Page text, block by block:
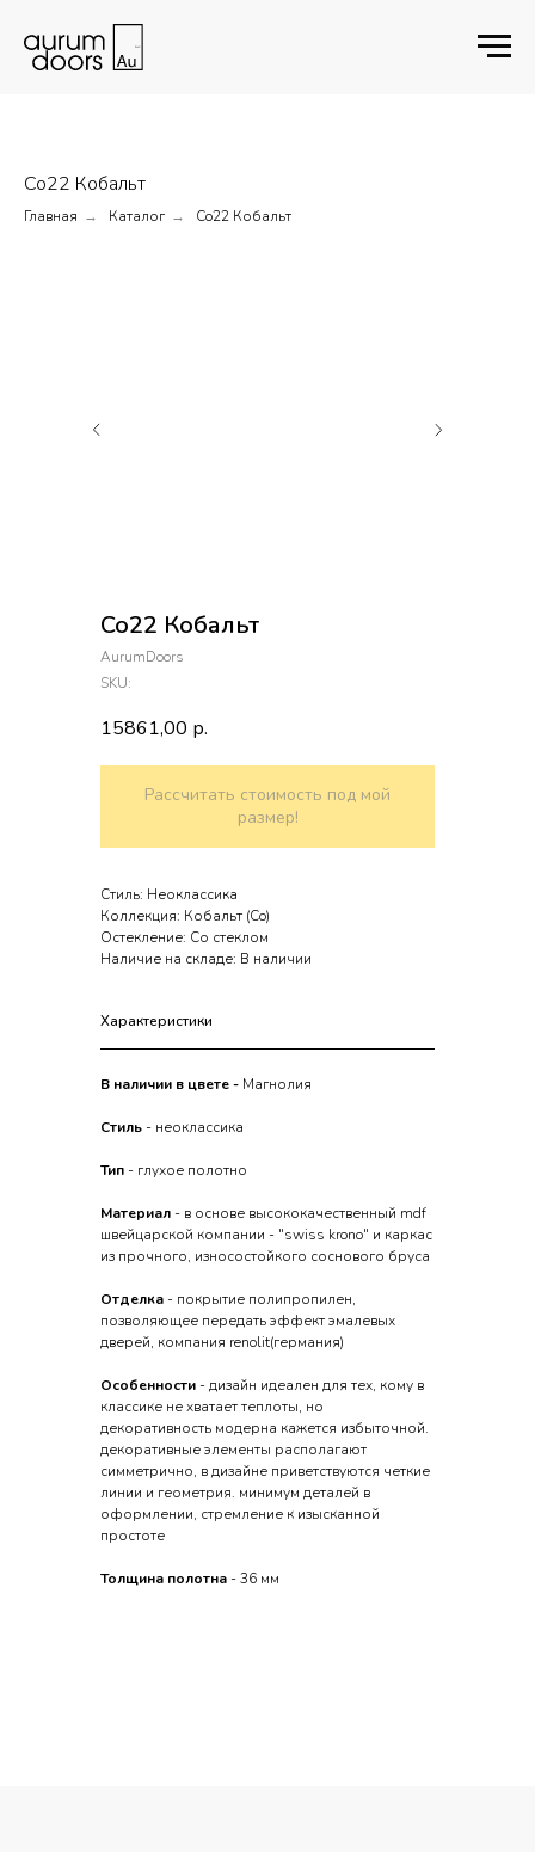
Co22 Кобальт
Главная → Каталог → Co22 Кобальт
Co22 Кобальт
AurumDoors
SKU:
15861,00 р.
Рассчитать стоимость под мой
размер!
Стиль: Неоклассика
Коллекция: Кобальт (Co)
Остекление: Со стеклом
Наличие на складе: В наличии
Характеристики
В наличии в цвете - Магнолия
Стиль - неоклассика
Тип - глухое полотно
Материал - в основе высококачественный mdf
швейцарской компании - "swiss krono" и каркас
из прочного, износостойкого соснового бруса
Отделка - покрытие полипропилен,
позволяющее передать эффект эмалевых
дверей, компания renolit(германия)
Особенности - дизайн идеален для тех, кому в
классике не хватает теплоты, но
декоративность модерна кажется избыточной.
декоративные элементы располагают
симметрично, в дизайне приветствуются четкие
линии и геометрия. минимум деталей в
оформлении, стремление к изысканной
простоте
Толщина полотна - 36 мм